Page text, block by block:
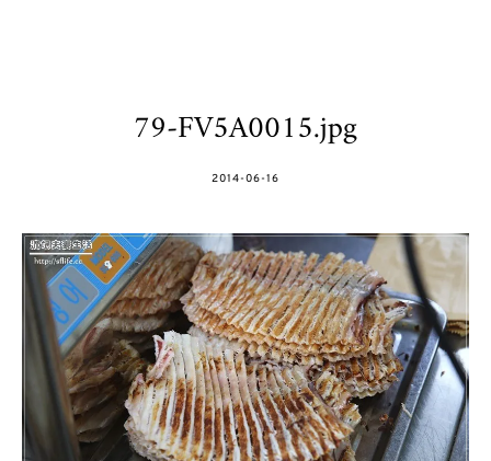
79-FV5A0015.jpg
POSTED
2014-06-16